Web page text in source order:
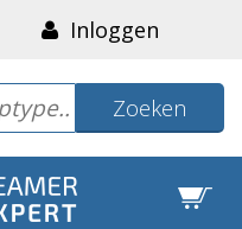
Inloggen
Zoeken